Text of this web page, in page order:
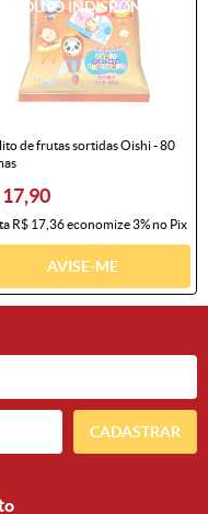
de frutas sortidas Oishi - 80
17,90
R$ 17,36economize3%no Pix
AVISE-ME
CADASTRAR